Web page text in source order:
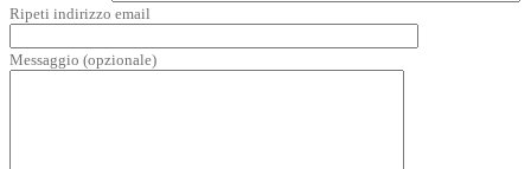
Ripeti indirizzo email
Messaggio (opzionale)